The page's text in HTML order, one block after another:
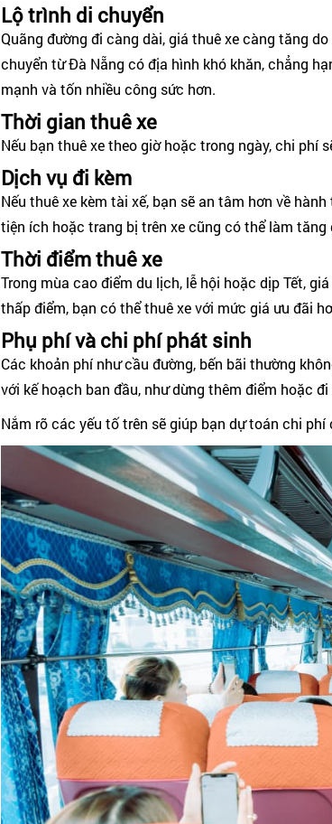
Lộ trình di chuyển
Quãng đường đi càng dài, giá thuê xe càng tăng
chuyển từ Đà Nẵng có địa hình khó khăn, chẳng
mạnh và tốn nhiều công sức hơn.
Thời gian thuê xe
Nếu bạn thuê xe theo giờ hoặc trong ngày, chi phí
Dịch vụ đi kèm
Nếu thuê xe kèm tài xế, bạn sẽ an tâm hơn về
tiện ích hoặc trang bị trên xe cũng có thể làm tăng
Thời điểm thuê xe
Trong mùa cao điểm du lịch, lễ hội hoặc dịp Tết,
thấp điểm, bạn có thể thuê xe với mức giá ưu đãi
Phụ phí và chi phí phát sinh
Các khoản phí như cầu đường, bến bãi thường
với kế hoạch ban đầu, như dừng thêm điểm hoặc
Nắm rõ các yếu tố trên sẽ giúp bạn dự toán chi